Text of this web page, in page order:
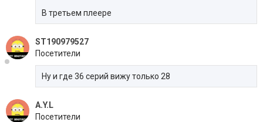
В третьем плеере
ST190979527
Посетители
Ну и где 36 серий вижу только 28
A.Y.L
Посетители